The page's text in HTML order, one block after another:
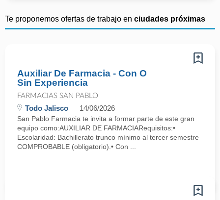
Te proponemos ofertas de trabajo en ciudades próximas
Auxiliar De Farmacia - Con O
Sin Experiencia
FARMACIAS SAN PABLO
Todo Jalisco 14/06/2026
San Pablo Farmacia te invita a formar parte de este gran
equipo como:AUXILIAR DE FARMACIARequisitos:•
Escolaridad: Bachillerato trunco mínimo al tercer semestre
COMPROBABLE (obligatorio).• Con ...